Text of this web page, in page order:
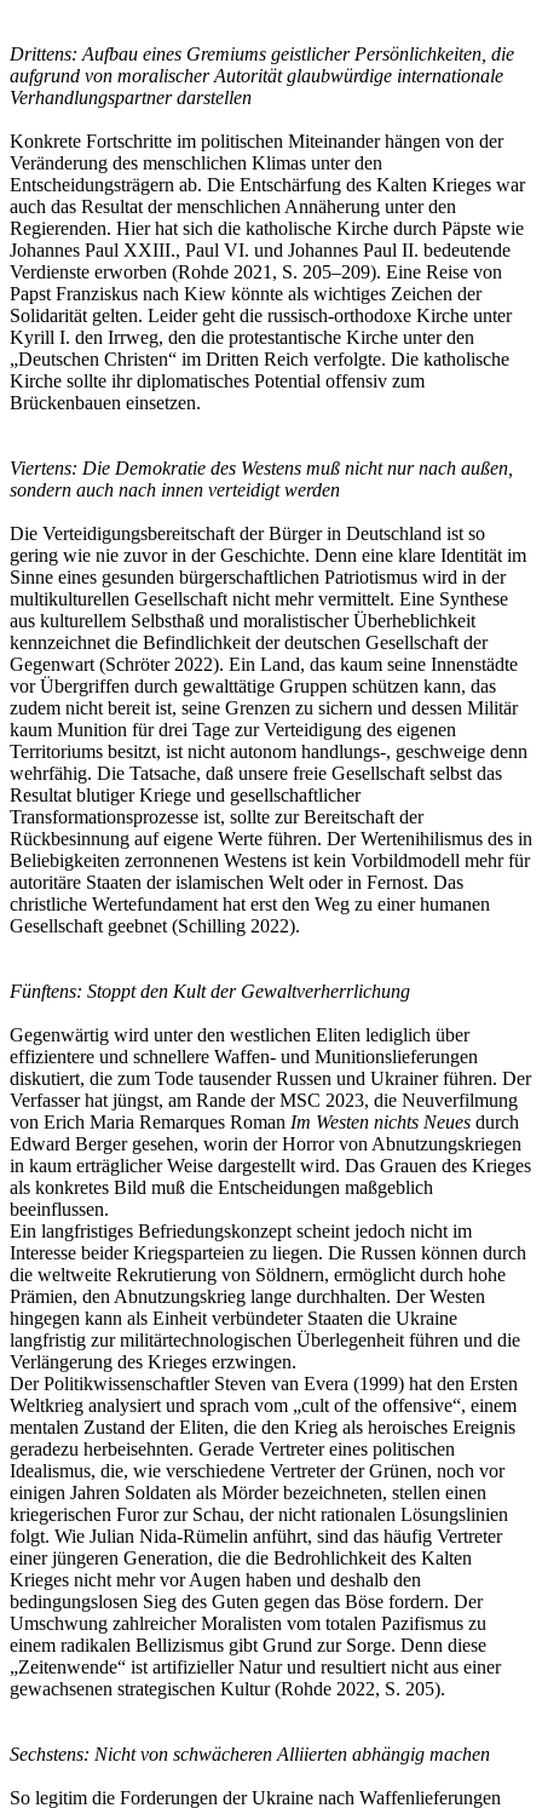
Drittens: Aufbau eines Gremiums geistlicher Persönlichkeiten, die
aufgrund von moralischer Autorität glaubwürdige internationale
Verhandlungspartner darstellen
Konkrete Fortschritte im politischen Miteinander hängen von der
Veränderung des menschlichen Klimas unter den
Entscheidungsträgern ab. Die Entschärfung des Kalten Krieges war
auch das Resultat der menschlichen Annäherung unter den
Regierenden. Hier hat sich die katholische Kirche durch Päpste wie
Johannes Paul XXIII., Paul VI. und Johannes Paul II. bedeutende
Verdienste erworben (Rohde 2021, S. 205–209). Eine Reise von
Papst Franziskus nach Kiew könnte als wichtiges Zeichen der
Solidarität gelten. Leider geht die russisch-orthodoxe Kirche unter
Kyrill I. den Irrweg, den die protestantische Kirche unter den
„Deutschen Christen“ im Dritten Reich verfolgte. Die katholische
Kirche sollte ihr diplomatisches Potential offensiv zum
Brückenbauen einsetzen.
Viertens: Die Demokratie des Westens muß nicht nur nach außen,
sondern auch nach innen verteidigt werden
Die Verteidigungsbereitschaft der Bürger in Deutschland ist so
gering wie nie zuvor in der Geschichte. Denn eine klare Identität im
Sinne eines gesunden bürgerschaftlichen Patriotismus wird in der
multikulturellen Gesellschaft nicht mehr vermittelt. Eine Synthese
aus kulturellem Selbsthaß und moralistischer Überheblichkeit
kennzeichnet die Befindlichkeit der deutschen Gesellschaft der
Gegenwart (Schröter 2022). Ein Land, das kaum seine Innenstädte
vor Übergriffen durch gewalttätige Gruppen schützen kann, das
zudem nicht bereit ist, seine Grenzen zu sichern und dessen Militär
kaum Munition für drei Tage zur Verteidigung des eigenen
Territoriums besitzt, ist nicht autonom handlungs-, geschweige denn
wehrfähig. Die Tatsache, daß unsere freie Gesellschaft selbst das
Resultat blutiger Kriege und gesellschaftlicher
Transformationsprozesse ist, sollte zur Bereitschaft der
Rückbesinnung auf eigene Werte führen. Der Wertenihilismus des in
Beliebigkeiten zerronnenen Westens ist kein Vorbildmodell mehr für
autoritäre Staaten der islamischen Welt oder in Fernost. Das
christliche Wertefundament hat erst den Weg zu einer humanen
Gesellschaft geebnet (Schilling 2022).
Fünftens: Stoppt den Kult der Gewaltverherrlichung
Gegenwärtig wird unter den westlichen Eliten lediglich über
effizientere und schnellere Waffen- und Munitionslieferungen
diskutiert, die zum Tode tausender Russen und Ukrainer führen. Der
Verfasser hat jüngst, am Rande der MSC 2023, die Neuverfilmung
von Erich Maria Remarques Roman Im Westen nichts Neues durch
Edward Berger gesehen, worin der Horror von Abnutzungskriegen
in kaum erträglicher Weise dargestellt wird. Das Grauen des Krieges
als konkretes Bild muß die Entscheidungen maßgeblich
beeinflussen.
Ein langfristiges Befriedungskonzept scheint jedoch nicht im
Interesse beider Kriegsparteien zu liegen. Die Russen können durch
die weltweite Rekrutierung von Söldnern, ermöglicht durch hohe
Prämien, den Abnutzungskrieg lange durchhalten. Der Westen
hingegen kann als Einheit verbündeter Staaten die Ukraine
langfristig zur militärtechnologischen Überlegenheit führen und die
Verlängerung des Krieges erzwingen.
Der Politikwissenschaftler Steven van Evera (1999) hat den Ersten
Weltkrieg analysiert und sprach vom „cult of the offensive“, einem
mentalen Zustand der Eliten, die den Krieg als heroisches Ereignis
geradezu herbeisehnten. Gerade Vertreter eines politischen
Idealismus, die, wie verschiedene Vertreter der Grünen, noch vor
einigen Jahren Soldaten als Mörder bezeichneten, stellen einen
kriegerischen Furor zur Schau, der nicht rationalen Lösungslinien
folgt. Wie Julian Nida-Rümelin anführt, sind das häufig Vertreter
einer jüngeren Generation, die die Bedrohlichkeit des Kalten
Krieges nicht mehr vor Augen haben und deshalb den
bedingungslosen Sieg des Guten gegen das Böse fordern. Der
Umschwung zahlreicher Moralisten vom totalen Pazifismus zu
einem radikalen Bellizismus gibt Grund zur Sorge. Denn diese
„Zeitenwende“ ist artifizieller Natur und resultiert nicht aus einer
gewachsenen strategischen Kultur (Rohde 2022, S. 205).
Sechstens: Nicht von schwächeren Alliierten abhängig machen
So legitim die Forderungen der Ukraine nach Waffenlieferungen